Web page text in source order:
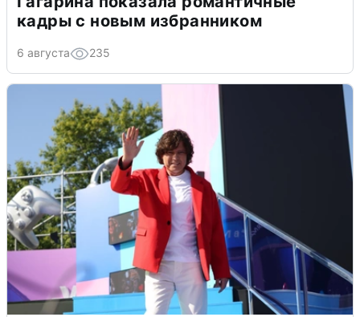
кадры с новым избранником
6 августа 235